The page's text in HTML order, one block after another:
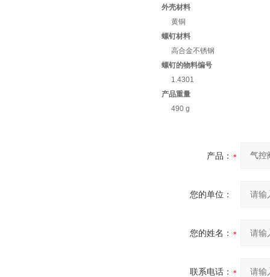
外壳材料
黄铜
螺钉材料
高合金不锈钢
螺钉的物料编号
1.4301
产品重量
490 g
产品：
您的单位：
您的姓名：
联系电话：